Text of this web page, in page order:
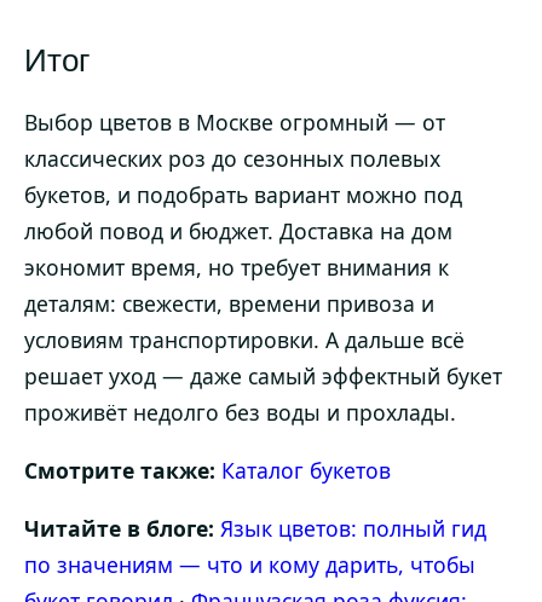
Итог
Выбор цветов в Москве огромный — от
классических роз до сезонных полевых
букетов, и подобрать вариант можно под
любой повод и бюджет. Доставка на дом
экономит время, но требует внимания к
деталям: свежести, времени привоза и
условиям транспортировки. А дальше всё
решает уход — даже самый эффектный букет
проживёт недолго без воды и прохлады.
Смотрите также: Каталог букетов
Читайте в блоге: Язык цветов: полный гид
по значениям — что и кому дарить, чтобы